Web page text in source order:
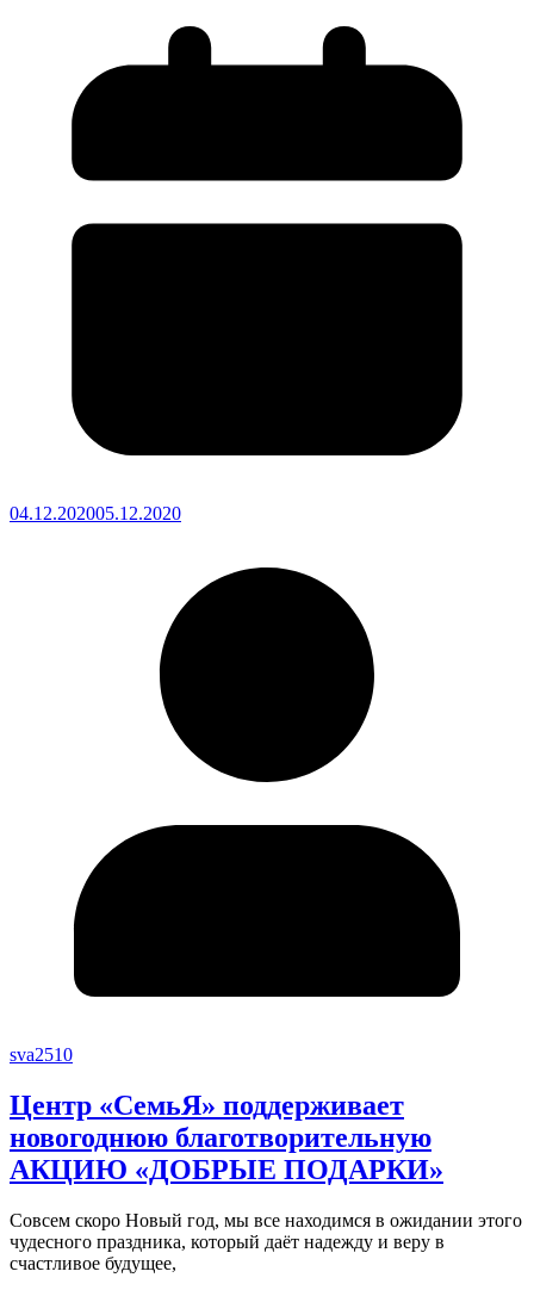
04.12.202005.12.2020
sva2510
Центр «СемьЯ» поддерживает
новогоднюю благотворительную
АКЦИЮ «ДОБРЫЕ ПОДАРКИ»
Совсем скоро Новый год, мы все находимся в ожидании этого
чудесного праздника, который даёт надежду и веру в
счастливое будущее,